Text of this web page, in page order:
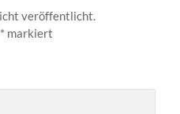
veröffentlicht.
* markiert